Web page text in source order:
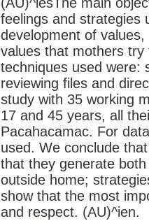
feelings and strategies
development of
values that mothers try
techniques used were:
reviewing files and
study with 35 working
17 and 45 years, all
Pacahacamac. For
used. We conclude
that they generate
outside home;
show that the most
and respect. (AU)^ien.